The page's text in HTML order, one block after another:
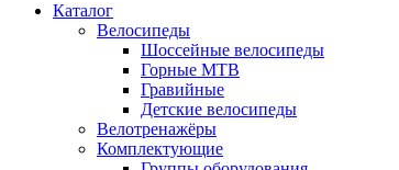
Каталог
Велосипеды
Шоссейные велосипеды
Горные МTB
Гравийные
Детские велосипеды
Велотренажёры
Комплектующие